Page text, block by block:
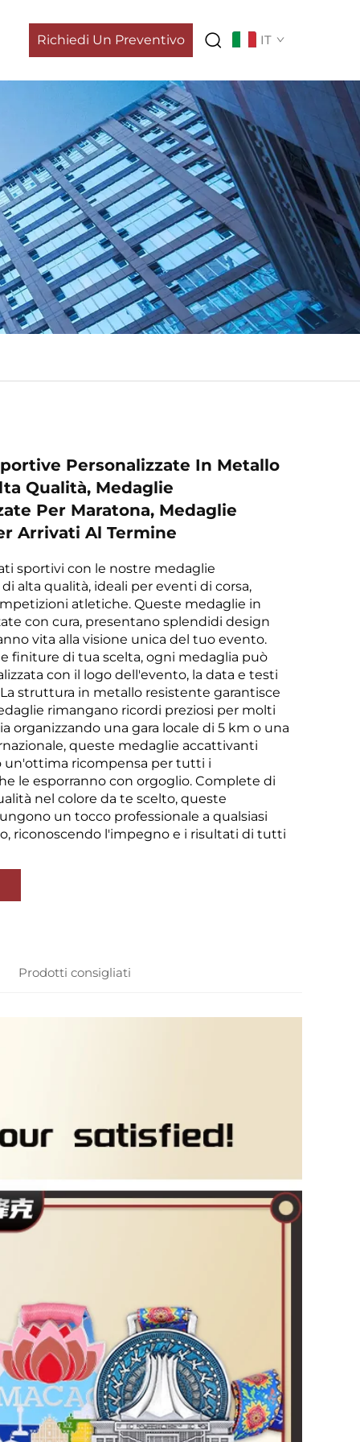
Richiedi Un Preventivo IT
Personalizzate In Metallo
Qualità, Medaglie
Per Maratona, Medaglie
Arrivati Al Termine
sportivi con le nostre medaglie
alta qualità, ideali per eventi di corsa,
atletiche. Queste medaglie in
con cura, presentano splendidi design
vita alla visione unica del tuo evento.
finiture di tua scelta, ogni medaglia può
con il logo dell'evento, la data e testi
struttura in metallo resistente garantisce
rimangano ricordi preziosi per molti
organizzando una gara locale di 5 km o una
queste medaglie accattivanti
un'ottima ricompensa per tutti i
le esporranno con orgoglio. Complete di
nel colore da te scelto, queste
un tocco professionale a qualsiasi
riconoscendo l'impegno e i risultati di tutti
Prodotti consigliati